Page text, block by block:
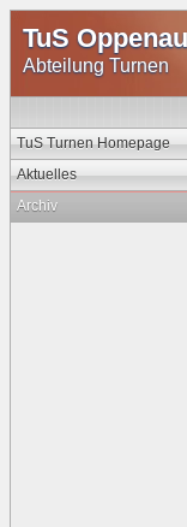
TuS Oppenau
Abteilung Turnen
TuS Turnen Homepage
Aktuelles
Archiv